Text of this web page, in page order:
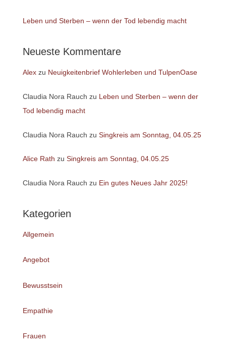
Leben und Sterben – wenn der Tod lebendig macht
Neueste Kommentare
Alexzu Neuigkeitenbrief Wohlerleben und TulpenOase
Claudia Nora Rauch zu Leben und Sterben – wenn der
Tod lebendig macht
Claudia Nora Rauch zu Singkreis am Sonntag, 04.05.25
Alice Rath zu Singkreis am Sonntag, 04.05.25
Claudia Nora Rauch zu Ein gutes Neues Jahr 2025!
Kategorien
Allgemein
Angebot
Bewusstsein
Empathie
Frauen